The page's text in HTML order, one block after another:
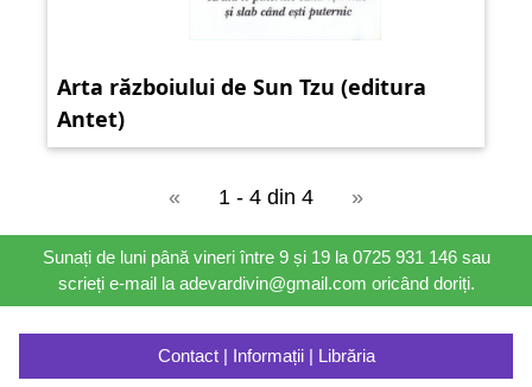
Arta războiului de Sun Tzu (editura
Antet)
« 1 - 4 din 4 »
Sunați de luni până vineri între 9 și 19 la 0725 931 146 sau
scrieți e-mail la adevardivin@gmail.com oricând doriți.
Contact | Informații | Librăria